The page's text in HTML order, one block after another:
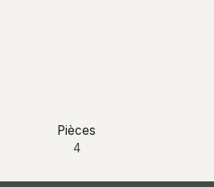
Pièces
4